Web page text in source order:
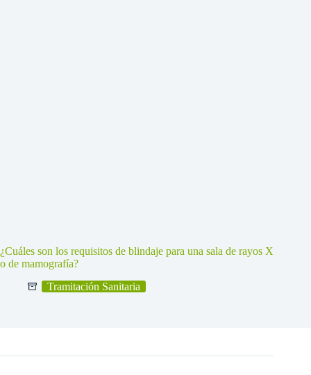
¿Cuáles son los requisitos de blindaje para una sala de rayos X
o de mamografía?
Tramitación Sanitaria